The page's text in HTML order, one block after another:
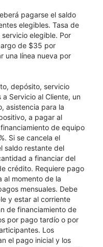
pagarse el saldo
elegibles. Tasa de
elegible. Por
de $35 por
una línea nueva por
depósito, servicio
Servicio al Cliente, un
asistencia para la
a pagar al
de equipo
Si se cancela el
saldo restante del
a financiar del
crédito. Requiere pago
al momento de la
mensuales. Debe
y estar al corriente
de financiamiento de
por pago tardío o por
Los
el pago inicial y los